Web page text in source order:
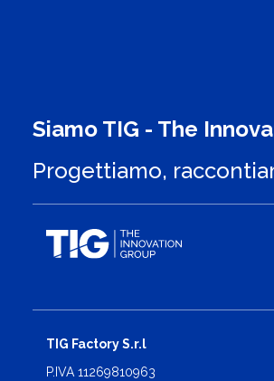
Siamo TIG - The
Progettiamo,
TIG Factory S.r.l
P.IVA 11269810963